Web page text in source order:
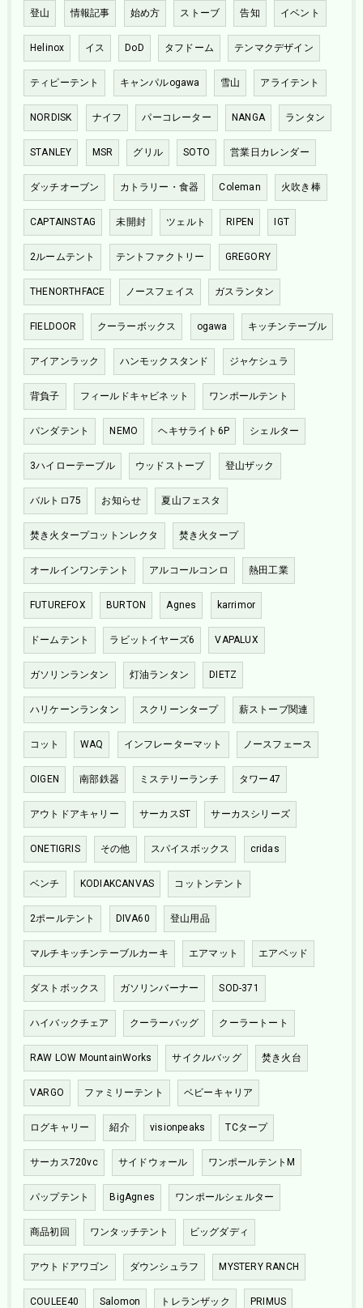
登山 情報記事 始め方 ストーブ 告知 イベント
Helinox イス DoD タフドーム テンマクデザイン
ティピーテント キャンパルogawa 雪山 アライテント
NORDISK ナイフ パーコレーター NANGA ランタン
STANLEY MSR グリル SOTO 営業日カレンダー
ダッチオーブン カトラリー・食器 Coleman 火吹き棒
CAPTAINSTAG 未開封 ツェルト RIPEN IGT
2ルームテント テントファクトリー GREGORY
THENORTHFACE ノースフェイス ガスランタン
FIELDOOR クーラーボックス ogawa キッチンテーブル
アイアンラック ハンモックスタンド ジャケシュラ
背負子 フィールドキャビネット ワンポールテント
パンダテント NEMO ヘキサライト6P シェルター
3ハイローテーブル ウッドストーブ 登山ザック
バルトロ75 お知らせ 夏山フェスタ
焚き火タープコットンレクタ 焚き火タープ
オールインワンテント アルコールコンロ 熱田工業
FUTUREFOX BURTON Agnes karrimor
ドームテント ラビットイヤーズ6 VAPALUX
ガソリンランタン 灯油ランタン DIETZ
ハリケーンランタン スクリーンタープ 薪ストーブ関連
コット WAQ インフレーターマット ノースフェース
OIGEN 南部鉄器 ミステリーランチ タワー47
アウトドアキャリー サーカスST サーカスシリーズ
ONETIGRIS その他 スパイスボックス cridas
ベンチ KODIAKCANVAS コットンテント
2ポールテント DIVA60 登山用品
マルチキッチンテーブルカーキ エアマット エアベッド
ダストボックス ガソリンバーナー SOD-371
ハイバックチェア クーラーバッグ クーラートート
RAW LOW MountainWorks サイクルバッグ 焚き火台
VARGO ファミリーテント ベビーキャリア
ログキャリー 紹介 visionpeaks TCタープ
サーカス720vc サイドウォール ワンポールテントM
パップテント BigAgnes ワンポールシェルター
商品初回 ワンタッチテント ビッグダディ
アウトドアワゴン ダウンシュラフ MYSTERY RANCH
COULEE40 Salomon トレランザック PRIMUS